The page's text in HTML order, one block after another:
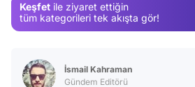
Keşfet ile ziyaret ettiğin
tüm kategorileri tek akışta gör!
İsmail Kahraman
Gündem Editörü